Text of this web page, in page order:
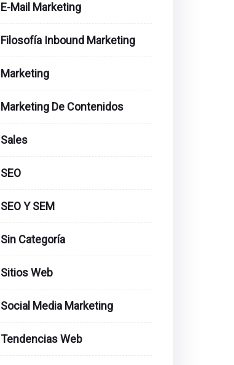
E-Mail Marketing
Filosofía Inbound Marketing
Marketing
Marketing De Contenidos
Sales
SEO
SEO Y SEM
Sin Categoría
Sitios Web
Social Media Marketing
Tendencias Web